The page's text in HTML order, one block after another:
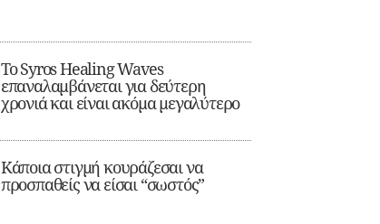
Το Syros Healing Waves
επαναλαμβάνεται για δεύτερη
χρονιά και είναι ακόμα μεγαλύτερο
Κάποια στιγμή κουράζεσαι να
προσπαθείς να είσαι “σωστός”